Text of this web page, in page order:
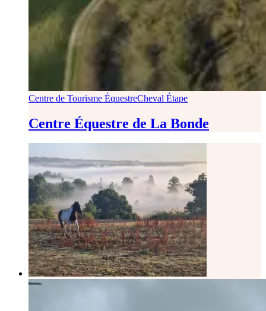
Centre de Tourisme ÉquestreCheval Étape
Centre Équestre de La Bonde